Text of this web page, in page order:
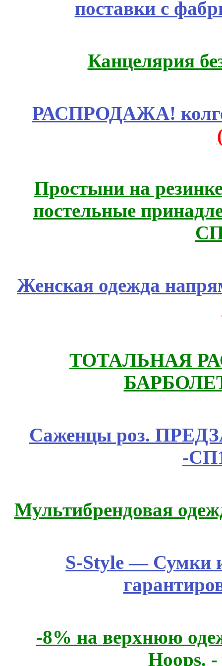
поставки с
Канцелярия
РАСПРОДАЖА!
Простыни на
постельные
Женская одежда
ТОТАЛЬНАЯ
Саженцы роз.
-
Мультибрендовая
S-Style — Сумки
-8% на верхнюю
Hoops.